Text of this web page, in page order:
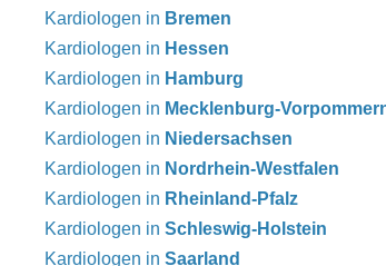
Kardiologen in Bremen
Kardiologen in Hessen
Kardiologen in Hamburg
Kardiologen in Mecklenburg-
Kardiologen in Niedersachsen
Kardiologen in Nordrhein-Westfalen
Kardiologen in Rheinland-Pfalz
Kardiologen in Schleswig-Holstein
Kardiologen in Saarland